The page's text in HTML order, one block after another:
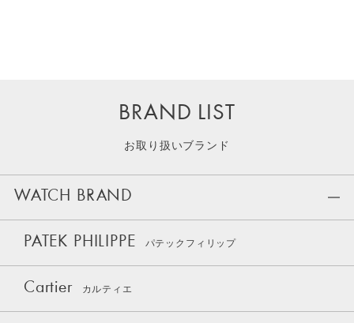
BRAND LIST
お取り扱いブランド
WATCH BRAND
PATEK PHILIPPE パテックフィリップ
Cartier カルティエ